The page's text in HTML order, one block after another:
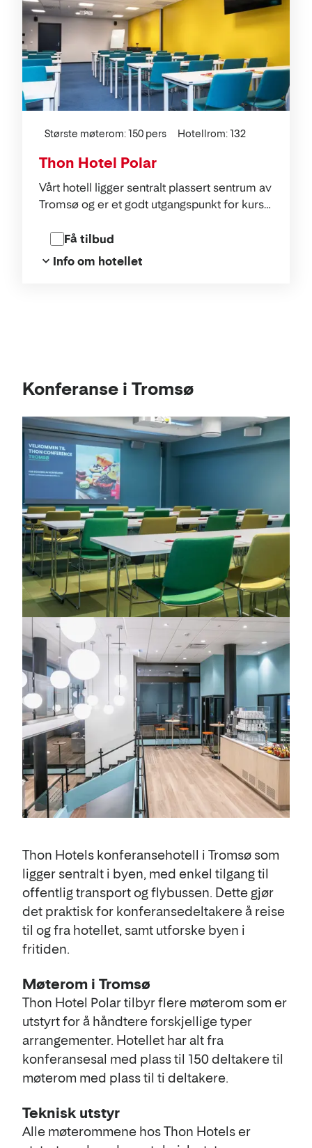
Thon Hotel Polar
Vårt hotell ligger sentralt plassert sentrum av
Tromsø og er et godt utgangspunkt for kurs
Største møterom: 150 pers Hotellrom: 132
Få tilbud
Info om hotellet
Konferanse i Tromsø
Thon Hotels konferansehotell i Tromsø som
ligger sentralt i byen, med enkel tilgang til
offentlig transport og flybussen. Dette gjør
det praktisk for konferansedeltakere å reise
til og fra hotellet, samt utforske byen i
fritiden.
Møterom i Tromsø
Thon Hotel Polar tilbyr flere møterom som er
utstyrt for å håndtere forskjellige typer
arrangementer. Hotellet har alt fra
konferansesal med plass til 150 deltakere til
møterom med plass til ti deltakere.
Teknisk utstyr
Alle møterommene hos Thon Hotels er